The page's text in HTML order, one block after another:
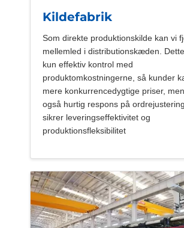
Kildefabrik
Som direkte produktionskilde kan vi
mellemled i distributionskæden.
kun effektiv kontrol med
produktomkostningerne, så kunder
mere konkurrencedygtige priser,
også hurtig respons på
sikrer leveringseffektivitet og
produktionsfleksibilitet